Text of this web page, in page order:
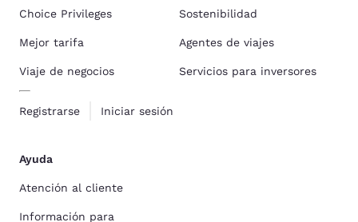
Choice Privileges
Mejor tarifa
Viaje de negocios
Registrarse Iniciar sesión
Sostenibilidad
Agentes de viajes
Servicios para inversores
Ayuda
Atención al cliente
Información para